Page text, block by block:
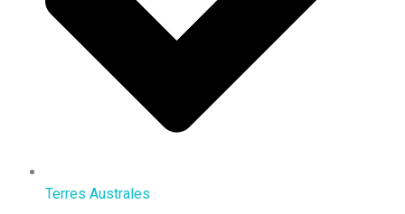
Terres Australes